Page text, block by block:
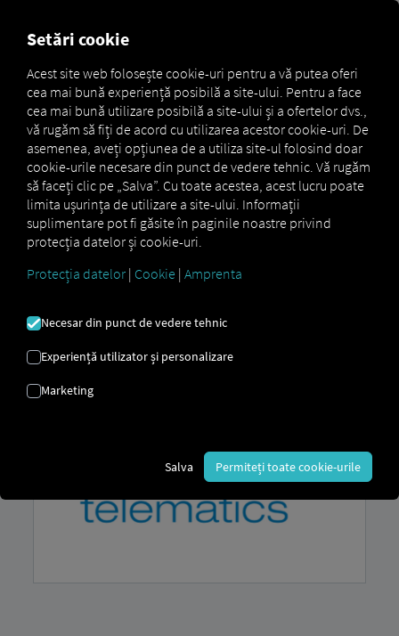
Marketplace Connectors Idem Connect How to
IDEM
INTEGRARE
personaliza remorcile cu RIO a se
conecta.
Setări cookie
Acest site web folosește cookie-uri pentru a vă putea oferi
cea mai bună experiență posibilă a site-ului. Pentru a face
cea mai bună utilizare posibilă a site-ului și a ofertelor dvs.,
vă rugăm să fiți de acord cu utilizarea acestor cookie-uri. De
asemenea, aveți opțiunea de a utiliza site-ul folosind doar
cookie-urile necesare din punct de vedere tehnic. Vă rugăm
să faceți clic pe „Salva”. Cu toate acestea, acest lucru poate
limita ușurința de utilizare a site-ului. Informații
suplimentare pot fi găsite în paginile noastre privind
protecția datelor și cookie-uri.
Protecția datelor | Cookie | Amprenta
Necesar din punct de vedere tehnic
Experiență utilizator și personalizare
Marketing
Salva Permiteți toate cookie-urile